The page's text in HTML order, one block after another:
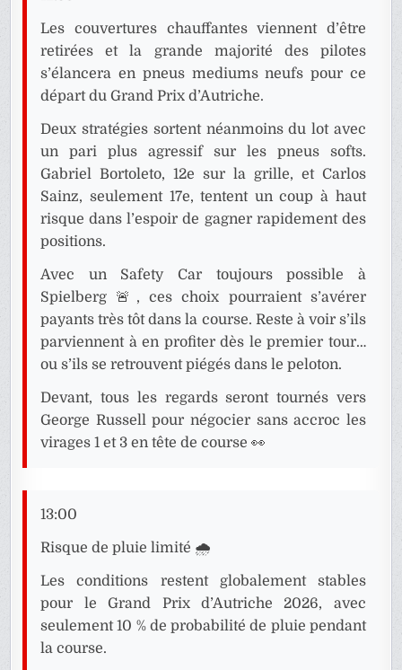
Les couvertures chauffantes viennent d’être
retirées et la grande majorité des pilotes
s’élancera en pneus mediums neufs pour ce
départ du Grand Prix d’Autriche.
Deux stratégies sortent néanmoins du lot avec
un pari plus agressif sur les pneus softs.
Gabriel Bortoleto, 12e sur la grille, et Carlos
Sainz, seulement 17e, tentent un coup à haut
risque dans l’espoir de gagner rapidement des
positions.
Avec un Safety Car toujours possible à
Spielberg 🚨, ces choix pourraient s’avérer
payants très tôt dans la course. Reste à voir s’ils
parviennent à en profiter dès le premier tour…
ou s’ils se retrouvent piégés dans le peloton.
Devant, tous les regards seront tournés vers
George Russell pour négocier sans accroc les
virages 1 et 3 en tête de course 👀
13:00
Risque de pluie limité 🌧️
Les conditions restent globalement stables
pour le Grand Prix d’Autriche 2026, avec
seulement 10 % de probabilité de pluie pendant
la course.